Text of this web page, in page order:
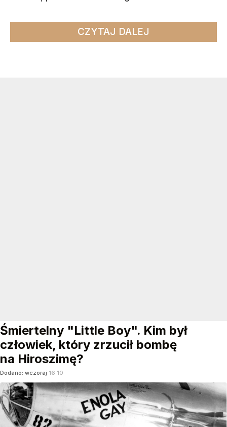
CZYTAJ DALEJ
Śmiertelny "Little Boy". Kim był
człowiek, który zrzucił bombę
na Hiroszimę?
Dodano: wczoraj 16:10